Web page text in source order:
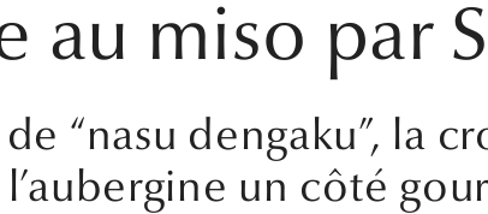
au miso par
“nasu dengaku”, la
un côté